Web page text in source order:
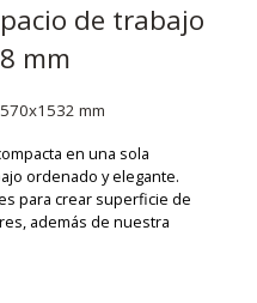
de trabajo
mm
mm
en una sola
ordenado y elegante.
para crear superficie de
además de nuestra